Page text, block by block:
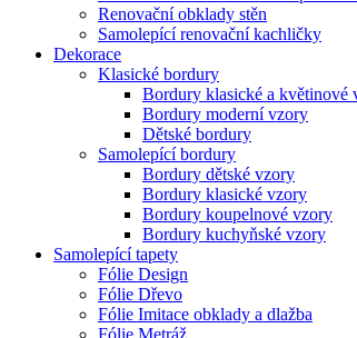
Renovační obklady stěn
Samolepící renovační kachličky
Dekorace
Klasické bordury
Bordury klasické a květinové
Bordury moderní vzory
Dětské bordury
Samolepící bordury
Bordury dětské vzory
Bordury klasické vzory
Bordury koupelnové vzory
Bordury kuchyňské vzory
Samolepící tapety
Fólie Design
Fólie Dřevo
Fólie Imitace obklady a dlažba
Fólie Metráž